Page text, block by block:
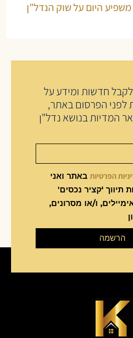
היום על שוק הנדל”ן
לקבל חדשות ומידע על
לפני הפרסום באתר,
המדיות בנושא נדל"ן
הפרטיות באתר ואני
תיווך ‘קציר נכסים'
ו/או מסרונים,
הרשמה